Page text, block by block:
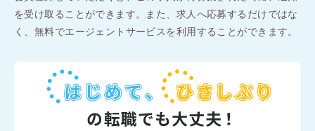
を受け取ることができます。
また、求人へ応募するだけではな
く、無料でエージェントサービスを利用することができます。